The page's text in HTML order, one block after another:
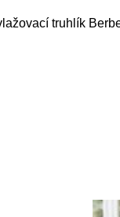
truhlík